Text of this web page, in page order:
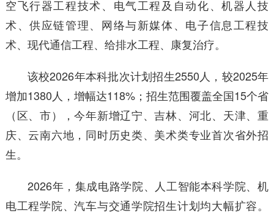
空飞行器工程技术、电气工程及自动化、机器人技
术、供应链管理、网络与新媒体、电子信息工程技
术、现代通信工程、给排水工程、康复治疗。
该校2026年本科批次计划招生2550人，较2025年
增加1380人，增幅达118%；招生范围覆盖全国15个省
（区、市），今年新增辽宁、吉林、河北、天津、重
庆、云南六地，同时历史类、美术类专业首次省外招
生。
2026年，集成电路学院、人工智能本科学院、机
电工程学院、汽车与交通学院招生计划均大幅扩容。